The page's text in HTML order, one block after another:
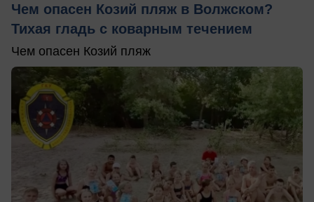
Чем опасен Козий пляж в Волжском?
Тихая гладь с коварным течением
Чем опасен Козий пляж